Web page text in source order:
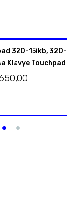
320-15ikb, 320-
Klavye Touchpad